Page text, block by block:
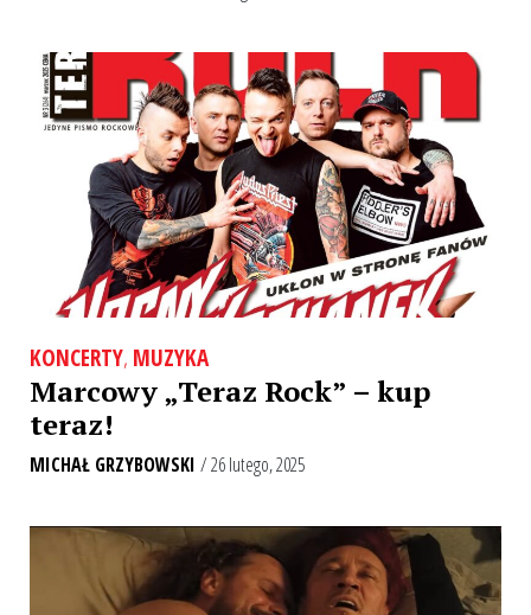
KONCERTY, MUZYKA
Marcowy „Teraz Rock” – kup
teraz!
MICHAŁ GRZYBOWSKI / 26 lutego, 2025